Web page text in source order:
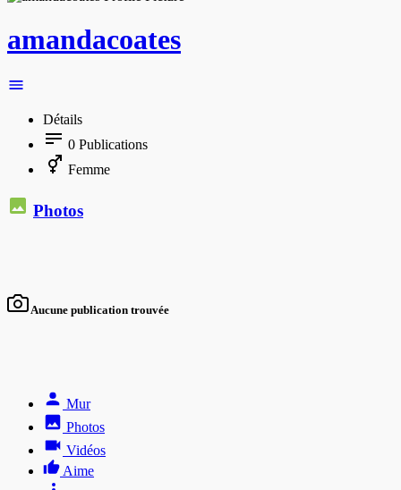
amandacoates
Détails
0 Publications
Femme
Photos
Aucune publication trouvée
Mur
Photos
Vidéos
Aime